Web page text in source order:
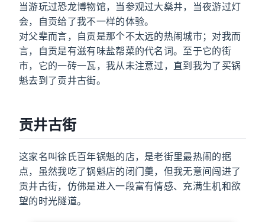
当游玩过恐龙博物馆，当参观过大燊井，当夜游过灯
会，自贡给了我不一样的体验。
对父辈而言，自贡是那个不太远的热闹城市；对我而
言，自贡是有滋有味盐帮菜的代名词。至于它的街
市，它的一砖一瓦，我从未注意过，直到我为了买锅
魁去到了贡井古街。
贡井古街
这家名叫徐氏百年锅魁的店，是老街里最热闹的据
点，虽然我吃了锅魁店的闭门羹，但我无意间闯进了
贡井古街，仿佛是进入一段富有情感、充满生机和欲
望的时光隧道。